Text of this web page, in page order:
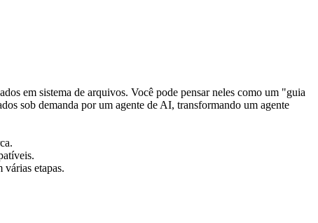
em sistema de arquivos. Você pode pensar neles como um "guia
sob demanda por um agente de AI, transformando um agente
etapas.